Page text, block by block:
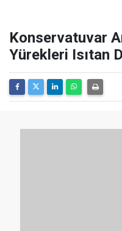
Konservatuvar
Yürekleri Isıtan